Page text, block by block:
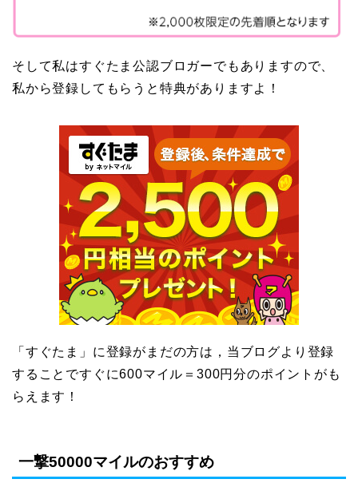
そして私はすぐたま公認ブロガーでもありますので、
私から登録してもらうと特典がありますよ！
「すぐたま」に登録がまだの方は，当ブログより登録
することですぐに600マイル＝300円分のポイントがも
らえます！
一撃50000マイルのおすすめ